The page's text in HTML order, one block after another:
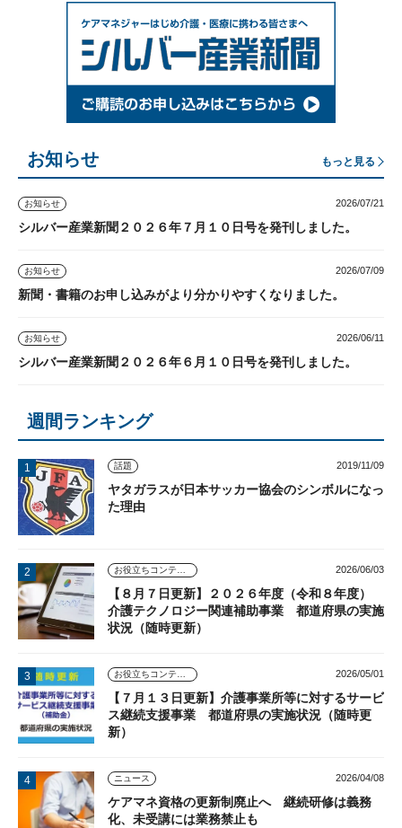
お知らせ もっと見る
お知らせ 2026/07/21
シルバー産業新聞２０２６年７月１０日号を発刊しました。
お知らせ 2026/07/09
新聞・書籍のお申し込みがより分かりやすくなりました。
お知らせ 2026/06/11
シルバー産業新聞２０２６年６月１０日号を発刊しました。
週間ランキング
話題 2019/11/09
ヤタガラスが日本サッカー協会のシンボルになっ
た理由
お役立ちコンテンツ 2026/06/03
【８月７日更新】２０２６年度（令和８年度）
介護テクノロジー関連補助事業 都道府県の実施
状況（随時更新）
お役立ちコンテンツ 2026/05/01
【７月１３日更新】介護事業所等に対するサービ
ス継続支援事業 都道府県の実施状況（随時更
新）
ニュース 2026/04/08
ケアマネ資格の更新制廃止へ 継続研修は義務
化、未受講には業務禁止も